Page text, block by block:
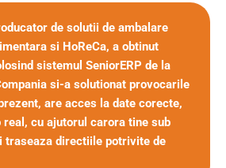
de solutii de ambalare
si HoReCa, a obtinut
sistemul SeniorERP de la
si-a solutionat provocarile
are acces la date corecte,
cu ajutorul carora tine sub
traseaza directiile potrivite de